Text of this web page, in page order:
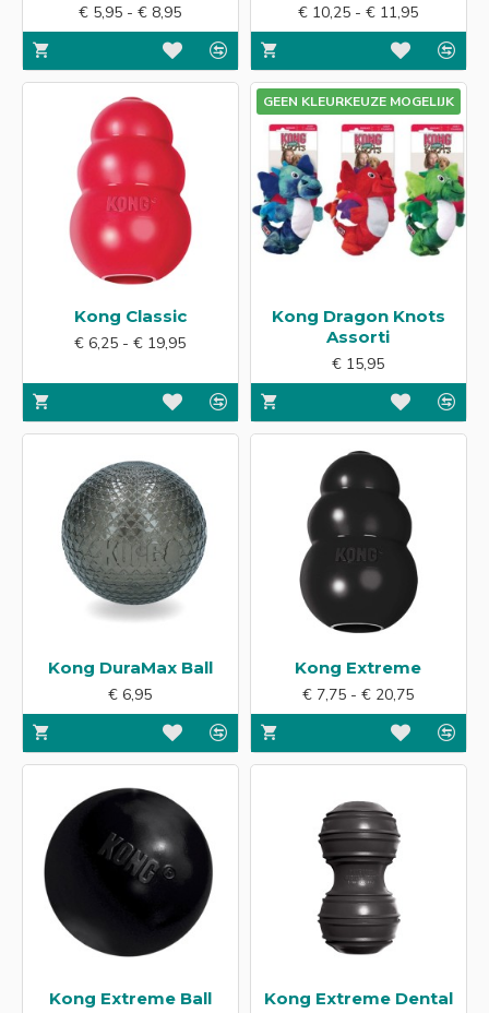
€ 5,95 - € 8,95
€ 10,25 - € 11,95
Kong Classic
€ 6,25 - € 19,95
GEEN KLEURKEUZE MOGELIJK
Kong Dragon Knots
Assorti
€ 15,95
Kong DuraMax Ball
€ 6,95
Kong Extreme
€ 7,75 - € 20,75
Kong Extreme Ball
Kong Extreme Dental